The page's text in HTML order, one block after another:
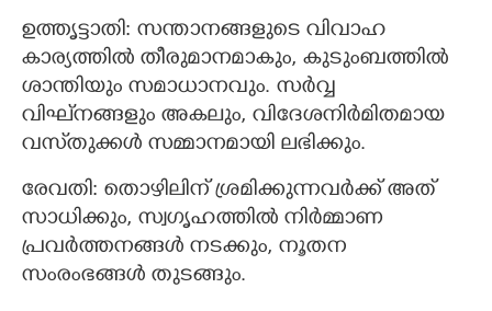
ഉത്തൃട്ടാതി: സന്താനങ്ങളുടെ വിവാഹ
കാര്യത്തില്‍ തീരുമാനമാകും, കുടുംബത്തില്‍
ശാന്തിയും സമാധാനവും. സര്‍വ്വ
വിഘ്‌നങ്ങളും അകലും, വിദേശനിര്‍മിതമായ
വസ്‌തുക്കള്‍ സമ്മാനമായി ലഭിക്കും.
രേവതി: തൊഴിലിന്‌ ശ്രമിക്കുന്നവര്‍ക്ക്‌ അത്‌
സാധിക്കും, സ്വഗൃഹത്തില്‍ നിര്‍മ്മാണ
പ്രവര്‍ത്തനങ്ങള്‍ നടക്കും, നൂതന
സംരംഭങ്ങള്‍ തുടങ്ങും.
Share this link